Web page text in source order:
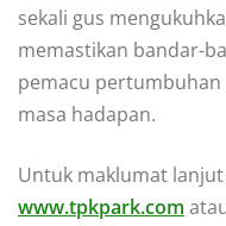
sekali gus
memastikan bandar-
pemacu
masa hadapan.
Untuk maklumat lanjut
www.tpkpark.com